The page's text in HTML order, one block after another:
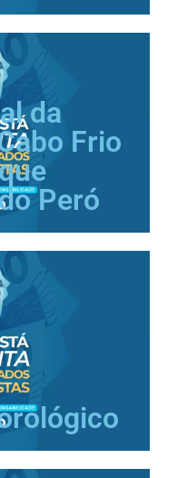
da
Frio
Peró